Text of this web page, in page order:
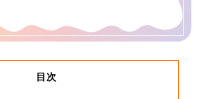
目次